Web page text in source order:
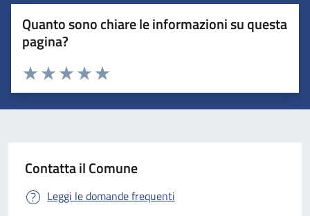
Quanto sono chiare le informazioni su questa
pagina?
Valuta 5 stelle su 5
Valuta 4 stelle su 5
Valuta 3 stelle su 5
Valuta 2 stelle su 5
Valuta 1 stelle su 5
Contatta il Comune
Leggi le domande frequenti